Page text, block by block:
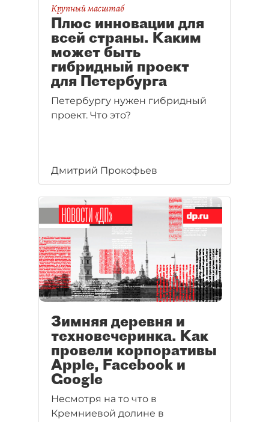
Крупный масштаб
Плюс инновации для
всей страны. Каким
может быть
гибридный проект
для Петербурга
Петербургу нужен гибридный
проект. Что это?
Дмитрий Прокофьев
Зимняя деревня и
техновечеринка. Как
провели корпоративы
Apple, Facebook и
Google
Несмотря на то что в
Кремниевой долине в